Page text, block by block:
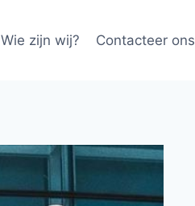
Wie zijn wij? Contacteer ons